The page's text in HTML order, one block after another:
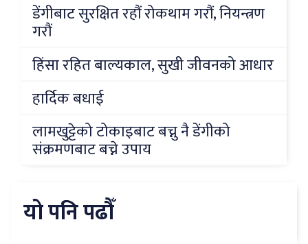
डेंगीबाट सुरक्षित रहौं रोकथाम गरौं, नियन्त्रण
गरौं
हिंसा रहित बाल्यकाल, सुखी जीवनको आधार
हार्दिक बधाई
लामखुट्टेको टोकाइबाट बच्नु नै डेंगीको
संक्रमणबाट बच्ने उपाय
यो पनि पढौँ